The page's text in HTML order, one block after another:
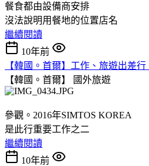
餐食都由設備商安排
沒法說明用餐地的位置店名
繼續閱讀
10年前
【韓國。首爾】工作、旅遊出差
【韓國。首爾】
國外旅遊
參觀。2016年SIMTOS KOREA
是此行重要工作之二
繼續閱讀
10年前